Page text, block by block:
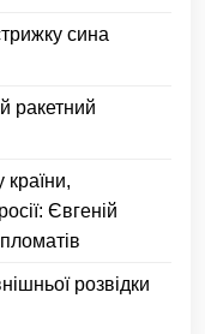
сина
ракетний
Євгеній
розвідки